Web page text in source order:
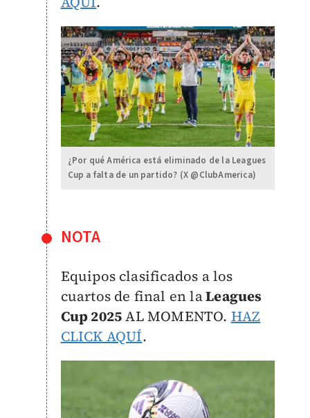
¿Por qué América está eliminado de la Leagues
Cup a falta de un partido? (X @ClubAmerica)
NOTA
Equipos clasificados a los
cuartos de final en laLeagues
Cup 2025AL MOMENTO. HAZ
CLICK AQUÍ.